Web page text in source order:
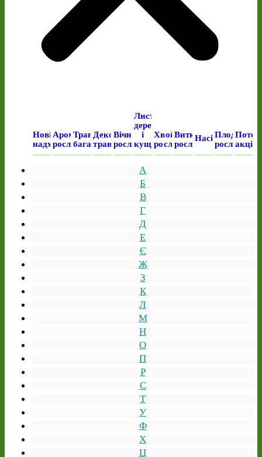
Нові
надходження
Ароматичні
рослини
Трав’янисті
багаторічні
Декоративні
трави
Вічнозелені
рослини
Листяні
дерева
і
кущі
Хвойні
рослини
Виткі
рослини
НасінняПлодові
рослини
акція
А
Б
В
Г
Д
Е
Є
Ж
З
К
Л
М
Н
О
П
Р
С
Т
У
Ф
Х
Ц